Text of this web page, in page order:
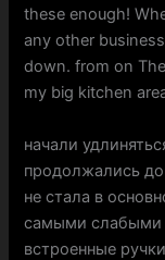
these enough!
any other
down. from on
my big kitchen
начали
продолжались
не стала в
самыми слабыми
встроенные